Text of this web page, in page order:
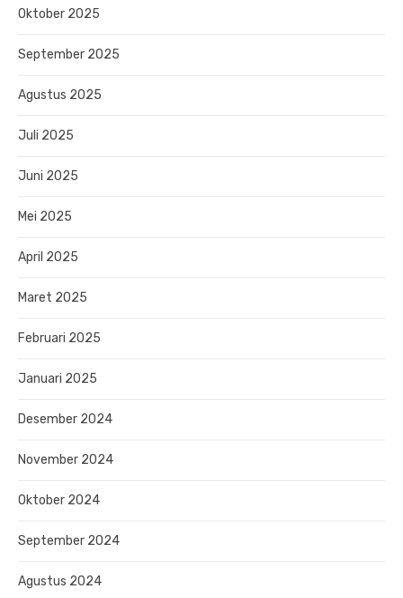
Oktober 2025
September 2025
Agustus 2025
Juli 2025
Juni 2025
Mei 2025
April 2025
Maret 2025
Februari 2025
Januari 2025
Desember 2024
November 2024
Oktober 2024
September 2024
Agustus 2024